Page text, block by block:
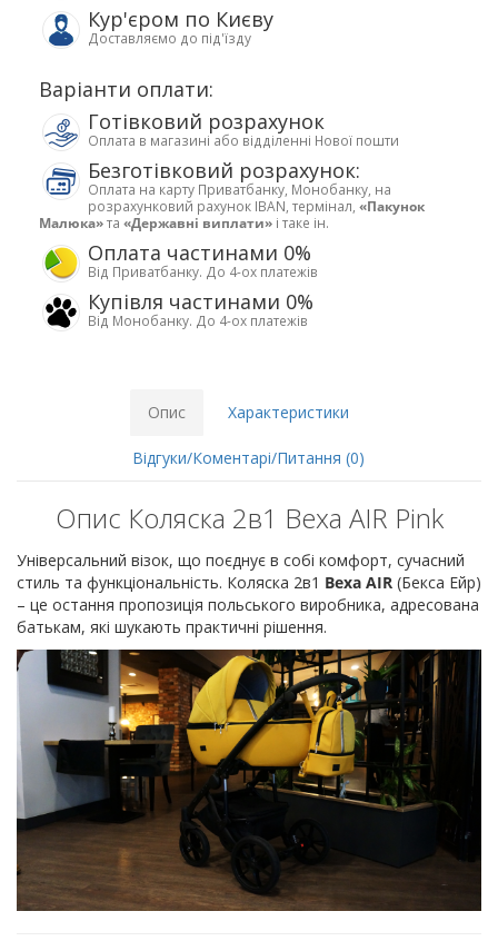
Кур'єром по Києву
Доставляємо до під'їзду
Варіанти оплати:
Готівковий розрахунок
Оплата в магазині або відділенні Нової пошти
Безготівковий розрахунок:
Оплата на карту Приватбанку, Монобанку, на
розрахунковий рахунок IBAN, термінал, «Пакунок
Малюка»та «Державні виплати» і таке ін.
Оплата частинами 0%
Від Приватбанку. До 4-ох платежів
Купівля частинами 0%
Від Монобанку. До 4-ох платежів
Опис Характеристики
Відгуки/Коментарі/Питання (0)
Опис Коляска 2в1 Bexa AIR Pink
Універсальний візок, що поєднує в собі комфорт, сучасний
стиль та функціональність. Коляска 2в1 Bexa AIR (Бекса Ейр)
– це остання пропозиція польського виробника, адресована
батькам, які шукають практичні рішення.